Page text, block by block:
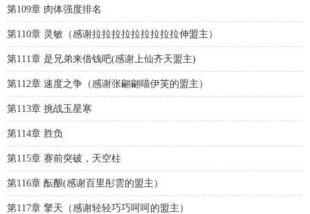
第109章 肉体强度排名
第110章 灵敏（感谢拉拉拉拉拉拉拉拉拉伸盟主）
第111章 是兄弟来借钱吧(感谢上仙齐天盟主)
第112章 速度之争（感谢张翩翩喵伊芙的盟主）
第113章 挑战玉星寒
第114章 胜负
第115章 赛前突破，天空柱
第116章 酝酿(感谢百里彤雲的盟主）
第117章 擎天（感谢轻轻巧巧呵呵的盟主）